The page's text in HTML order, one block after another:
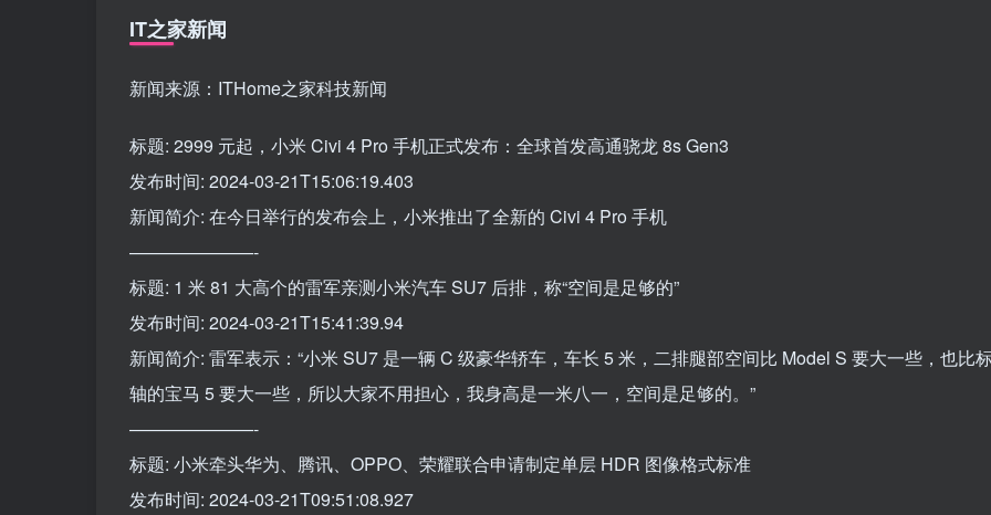
IT之家新闻
新闻来源：ITHome之家科技新闻
标题: 2999 元起，小米 Civi 4 Pro 手机正式发布：全球首发高通骁龙 8s Gen3
发布时间: 2024-03-21T15:06:19.403
新闻简介: 在今日举行的发布会上，小米推出了全新的 Civi 4 Pro 手机
———————-
标题: 1 米 81 大高个的雷军亲测小米汽车 SU7 后排，称“空间是足够的”
发布时间: 2024-03-21T15:41:39.94
新闻简介: 雷军表示：“小米 SU7 是一辆 C 级豪华轿车，车长 5 米，二排腿部空间比 Model S 要大一些，也比
轴的宝马 5 要大一些，所以大家不用担心，我身高是一米八一，空间是足够的。”
———————-
标题: 小米牵头华为、腾讯、OPPO、荣耀联合申请制定单层 HDR 图像格式标准
发布时间: 2024-03-21T09:51:08.927